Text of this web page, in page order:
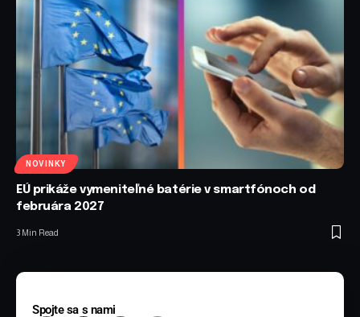
NOVINKY
EÚ prikáže vymeniteľné batérie v smartfónoch od
februára 2027
3 Min Read
Spojte sa s nami